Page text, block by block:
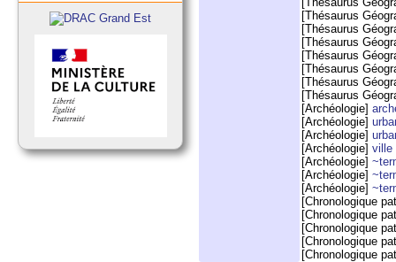
[Thésaurus
[Thésaurus
[Thésaurus
[Thésaurus
[Thésaurus
[Thésaurus
[Thésaurus
[Archéologie]
[Archéologie]
[Archéologie]
[Archéologie]ville
[Archéologie]
[Archéologie]
[Archéologie]
[Chronologique
[Chronologique
[Chronologique
[Chronologique
[Chronologique